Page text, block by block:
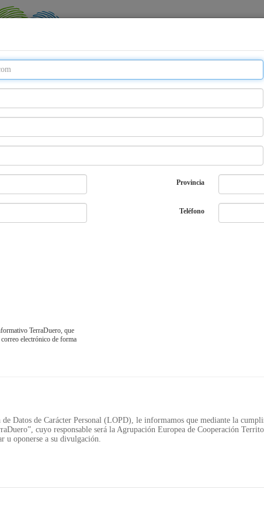
Provincia
Teléfono
TerraDuero, que
electrónico de forma
Datos de Carácter Personal (LOPD), le informamos que mediante la
cuyo responsable será la Agrupación Europea de Cooperación
u oponerse a su divulgación.
Entra ¿Olvidaste tu password?
© 2018 Agrupación Europea de Cooperación Territorial Duero-